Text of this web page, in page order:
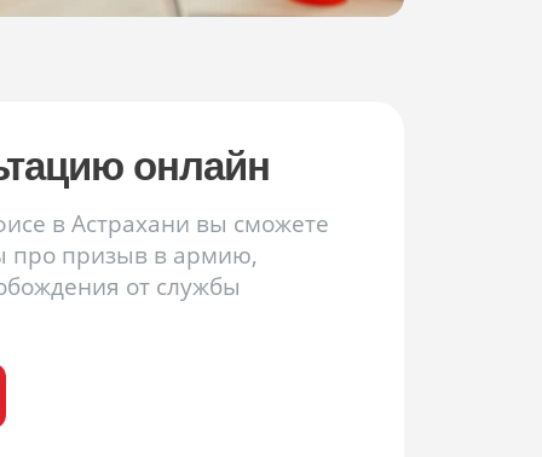
онлайн
в Астрахани вы сможете
про призыв в армию,
от службы